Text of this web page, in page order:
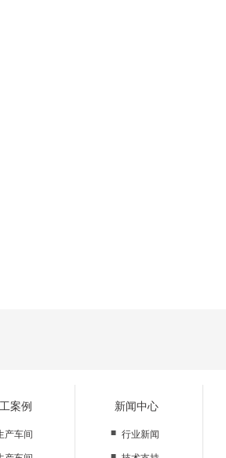
案例
产车间
新闻中心
■ 行业新闻